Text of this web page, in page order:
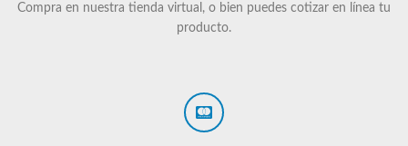
Compra en nuestra tienda virtual, o bien puedes cotizar en línea tu
producto.